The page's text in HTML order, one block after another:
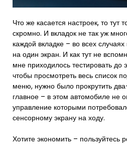
Что же касается настроек, то тут
скромно. И вкладок не так уж
каждой вкладке – во всех
на один экран. И как тут не
мне приходилось тестировать до
чтобы просмотреть весь список
меню, нужно было прокрутить
главное – в этом автомобиле не
управление которыми
сенсорному экрану на ходу.
Хотите экономить – пользуйтесь